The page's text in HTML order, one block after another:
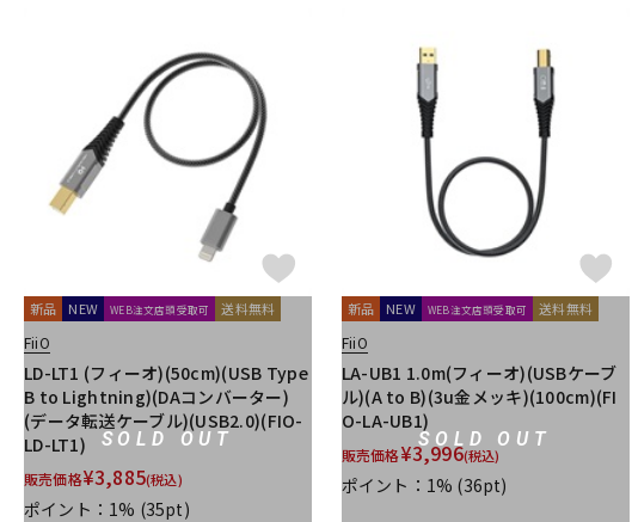
Pueblo Audio Purple audio QUIK LOK
Roswell Pro Audio
RoyerLabs RUPERT NEVE DESIGNS Rycote
Shadow Hills Industries
SHINYA’S STUDIO SHIZUKA SHURE
STEDMAN
Steven Slate Audio SUZUKI Sym・Proceed
T-Z
TAKACHI TANNOY tc electronic TC helicon
TRITON AUDIO TUBE-TECH
Vermona Vintech Audio VitalAudio
Wunder Audio
Xvive YAMAHA YAXI Zahl ZAOR ZOOM
他
キョーリツ パイン・クリエイト
SOLD OUT
新品 NEW WEB注文店頭受取可 送料無料
FiiO
LD-LT1 (フィーオ)(50cm)(USB Type
B to Lightning)(DAコンバーター)
(データ転送ケーブル)(USB2.0)(FIO-
LD-LT1)
販売価格¥3,885(税込)
ポイント：1% (35pt)
SOLD OUT
新品 NEW WEB注文店頭受取可 送料無料
FiiO
LA-UB1 1.0m(フィーオ)(USBケーブ
ル)(A to B)(3u金メッキ)(100cm)(FI
O-LA-UB1)
販売価格¥3,996(税込)
ポイント：1% (36pt)